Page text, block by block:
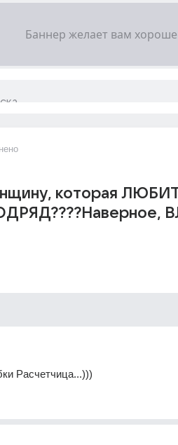
которая
Расчетчица...)))